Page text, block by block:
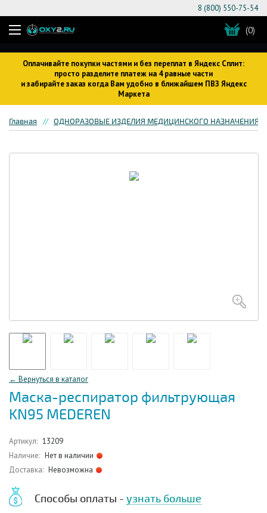
Оплачивайте покупки частями и без переплат в Яндекс Сплит:
просто разделите платеж на 4 равные части
и забирайте заказ когда Вам удобно в ближайшем ПВЗ Яндекс
Маркета
8 (800) 550-75-54
(0)
Главная ОДНОРАЗОВЫЕ ИЗДЕЛИЯ МЕДИЦИНСКОГО НАЗНАЧЕНИЯ
← Вернуться в каталог
Маска-респиратор фильтрующая
KN95 MEDEREN
Артикул: 13209
Наличие: Нет в наличии
Доставка: Невозможна
Способы оплаты - узнать больше